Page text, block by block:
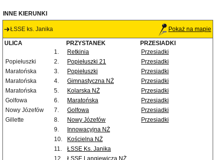
INNE KIERUNKI
ŁSSE ks. Janika Pokaż na mapie
ULICA PRZYSTANEK
PRZESIADKI
1.
Retkinia
Przesiadki
Popiełuszki
2. Popiełuszki 21
Przesiadki
Maratońska
3. Popiełuszki
Przesiadki
Maratońska
4. Gimnastyczna NŻ
Przesiadki
Maratońska
5. Kolarska NŻ
Przesiadki
Golfowa
6. Maratońska
Przesiadki
Nowy Józefów
7. Golfowa
Przesiadki
Gillette
8. Nowy Józefów
Przesiadki
9.
Innowacyjna NŻ
10.
Kościelna NŻ
11.
ŁSSE Ks. Janika
12.
ŁSSE Langiewicza NŻ